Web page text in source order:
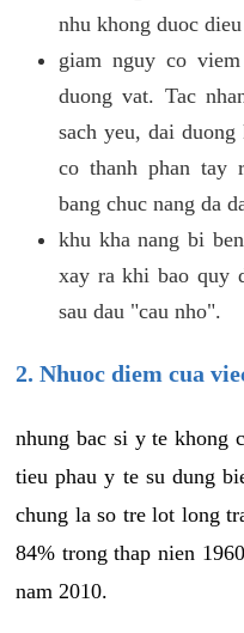
nhu khong duoc
giam nguy co
duong vat. Tac
sach yeu, dai
co thanh phan tay
bang chuc nang da
khu kha nang bi
xay ra khi bao quy
sau dau "cau nho".
2. Nhuoc diem cua
nhung bac si y te khong
tieu phau y te su dung
chung la so tre lot long
84% trong thap nien
nam 2010.